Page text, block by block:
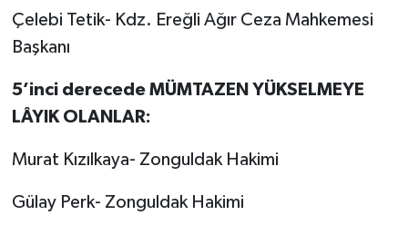
Çelebi Tetik- Kdz. Ereğli Ağır Ceza Mahkemesi
Başkanı
5’inci derecede MÜMTAZEN YÜKSELMEYE
LÂYIK OLANLAR:
Murat Kızılkaya- Zonguldak Hakimi
Gülay Perk- Zonguldak Hakimi